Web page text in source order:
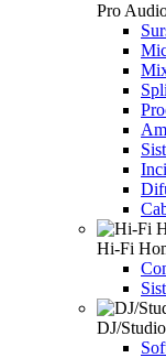
Pro
Hi-Fi
DJ/Studio